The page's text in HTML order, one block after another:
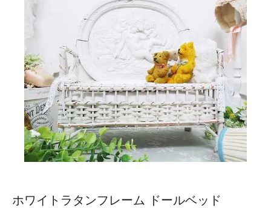
ホワイトラタンフレーム ドールベッド